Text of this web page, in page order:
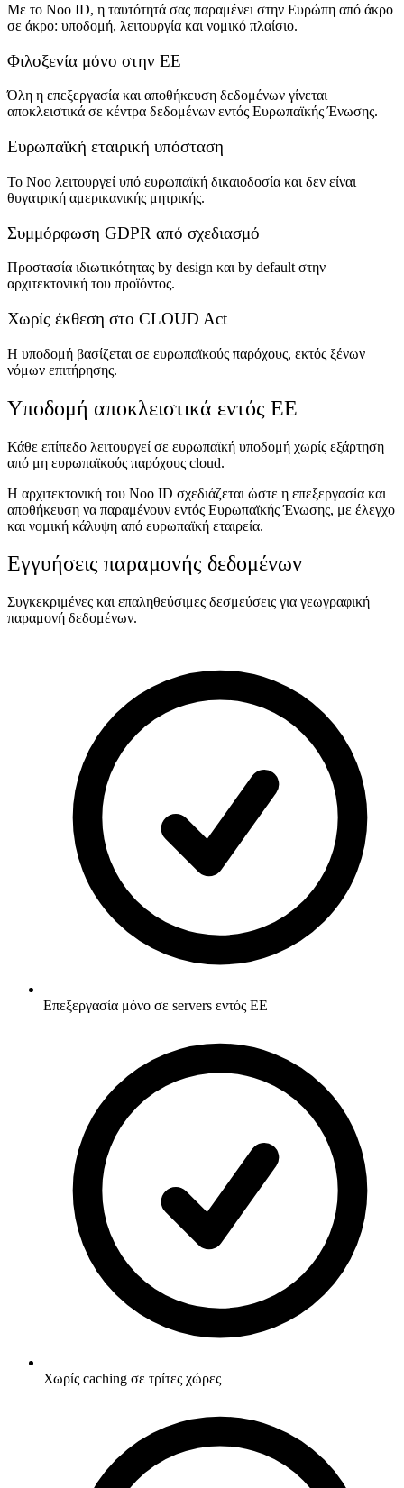
Με το Noo ID, η ταυτότητά σας παραμένει στην Ευρώπη από άκρο
σε άκρο: υποδομή, λειτουργία και νομικό πλαίσιο.
Φιλοξενία μόνο στην ΕΕ
Όλη η επεξεργασία και αποθήκευση δεδομένων γίνεται
αποκλειστικά σε κέντρα δεδομένων εντός Ευρωπαϊκής Ένωσης.
Ευρωπαϊκή εταιρική υπόσταση
Το Noo λειτουργεί υπό ευρωπαϊκή δικαιοδοσία και δεν είναι
θυγατρική αμερικανικής μητρικής.
Συμμόρφωση GDPR από σχεδιασμό
Προστασία ιδιωτικότητας by design και by default στην
αρχιτεκτονική του προϊόντος.
Χωρίς έκθεση στο CLOUD Act
Η υποδομή βασίζεται σε ευρωπαϊκούς παρόχους, εκτός ξένων
νόμων επιτήρησης.
Υποδομή αποκλειστικά εντός ΕΕ
Κάθε επίπεδο λειτουργεί σε ευρωπαϊκή υποδομή χωρίς εξάρτηση
από μη ευρωπαϊκούς παρόχους cloud.
Η αρχιτεκτονική του Noo ID σχεδιάζεται ώστε η επεξεργασία και
αποθήκευση να παραμένουν εντός Ευρωπαϊκής Ένωσης, με έλεγχο
και νομική κάλυψη από ευρωπαϊκή εταιρεία.
Εγγυήσεις παραμονής δεδομένων
Συγκεκριμένες και επαληθεύσιμες δεσμεύσεις για γεωγραφική
παραμονή δεδομένων.
Επεξεργασία μόνο σε servers εντός ΕΕ
Χωρίς caching σε τρίτες χώρες